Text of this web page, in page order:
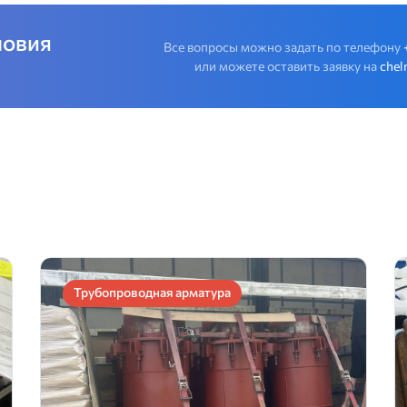
Все вопросы можно задать по телефону
или можете оставить заявку на
Трубопроводная арматура